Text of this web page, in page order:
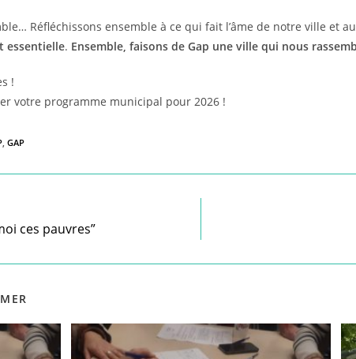
Réfléchissons ensemble à ce qui fait l’âme de notre ville et
essentielle. Ensemble, faisons de Gap une ville qui nous
!
votre programme municipal pour 2026 !
, GAP
ces pauvres”